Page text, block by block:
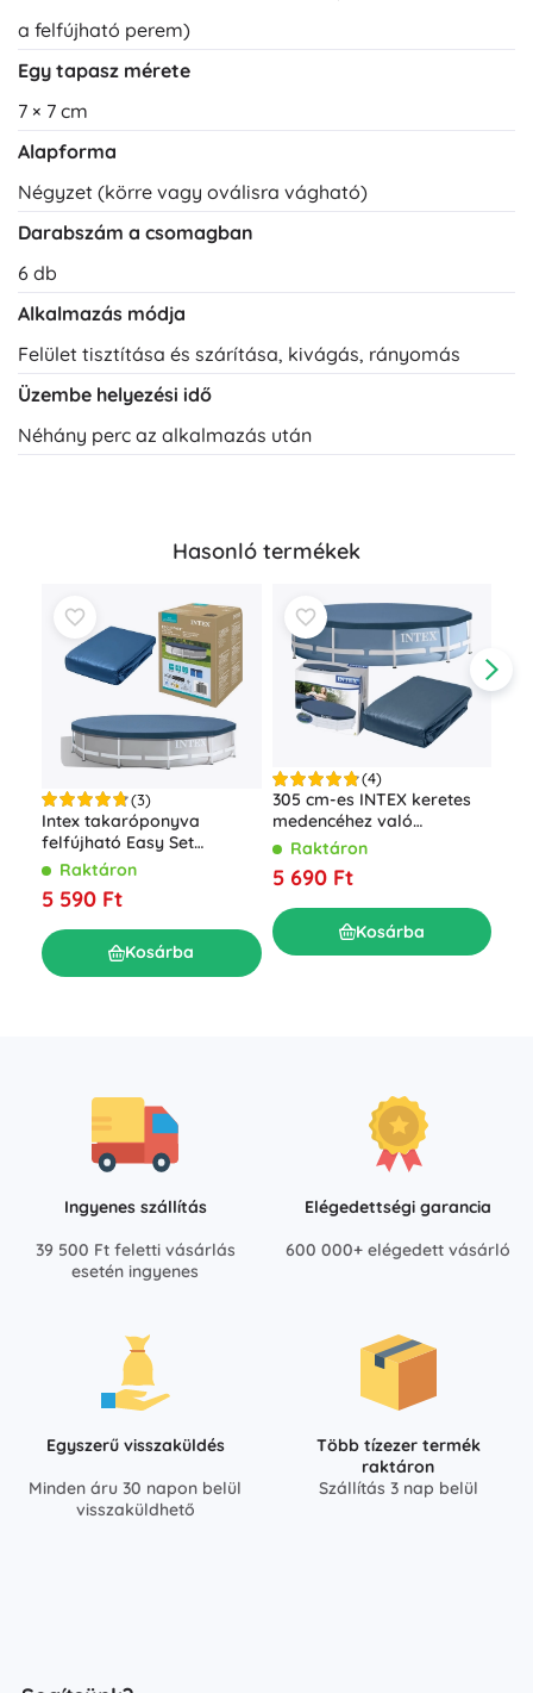
a felfújható perem)
Egy tapasz mérete
7 × 7 cm
Alapforma
Négyzet (körre vagy oválisra vágható)
Darabszám a csomagban
6 db
Alkalmazás módja
Felület tisztítása és szárítása, kivágás, rányomás
Üzembe helyezési idő
Néhány perc az alkalmazás után
Hasonló termékek
(3)
Intex takaróponyva
felfújható Easy Set
medencéhez 366 cm
Raktáron
5 590 Ft
Kosárba
(4)
305 cm-es INTEX keretes
medencéhez való
takaróponyva
Raktáron
5 690 Ft
Kosárba
Ingyenes szállítás
39 500 Ft feletti vásárlás
esetén ingyenes
Elégedettségi garancia
600 000+ elégedett vásárló
Egyszerű visszaküldés
Minden áru 30 napon belül
visszaküldhető
Több tízezer termék
raktáron
Szállítás 3 nap belül